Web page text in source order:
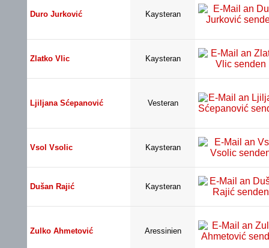
Duro Jurković Kaysteran
Zlatko Vlic Kaysteran
Ljiljana Sćepanović Vesteran
Vsol Vsolic Kaysteran
Dušan Rajić Kaysteran
Zulko Ahmetović Aressinien